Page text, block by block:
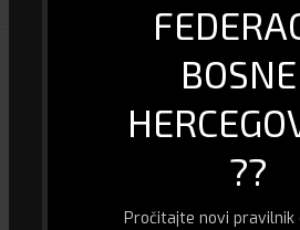
??
Pročitajte novi pravilnik